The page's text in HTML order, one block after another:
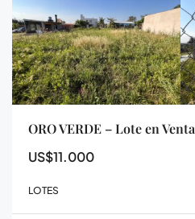
ORO VERDE – Lote en Venta
US$11.000
LOTES